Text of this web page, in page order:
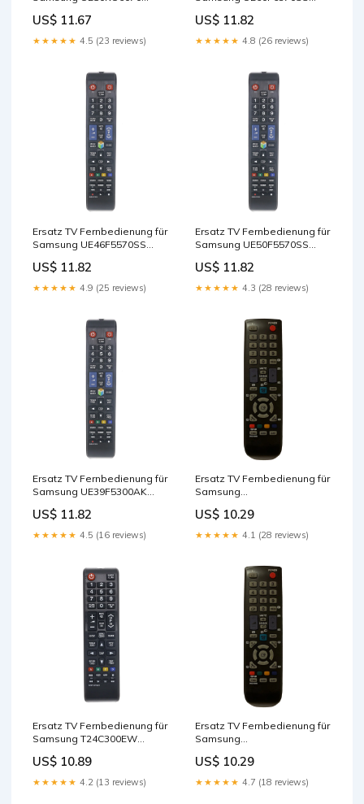
US$ 11.67
★★★★★ 4.5 (23 reviews)
US$ 11.82
★★★★★ 4.8 (26 reviews)
Ersatz TV Fernbedienung für
Samsung UE46F5570SS
US$ 11.82
★★★★★ 4.9 (25 reviews)
Ersatz TV Fernbedienung für
Samsung UE50F5570SS
US$ 11.82
★★★★★ 4.3 (28 reviews)
Ersatz TV Fernbedienung für
Samsung UE39F5300AK
US$ 11.82
★★★★★ 4.5 (16 reviews)
Ersatz TV Fernbedienung für
Samsung
Fernseher Remote Control
US$ 10.29
★★★★★ 4.1 (28 reviews)
Ersatz TV Fernbedienung für
Samsung T24C300EW
US$ 10.89
★★★★★ 4.2 (13 reviews)
Ersatz TV Fernbedienung für
Samsung
Fernseher Remote Control
US$ 10.29
★★★★★ 4.7 (18 reviews)